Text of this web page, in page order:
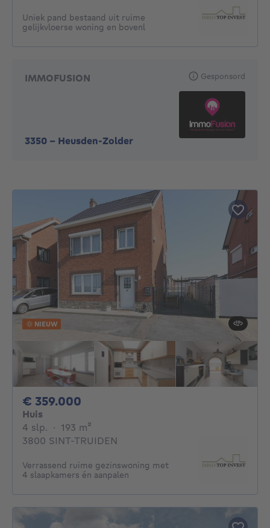
Uniek pand bestaand uit ruime
gelijkvloerse woning en bovenl
IMMOFUSION
3350 - Heusden-Zolder
Gesponsord
NIEUW
€ 359.000
Huis
4 slp. 4 slaapkamers
· 193 m²
3800 SINT-TRUIDEN
Verrassend ruime gezinswoning met
4 slaapkamers én aanpalen